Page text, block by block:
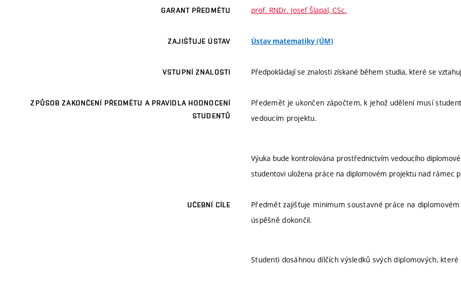
GARANT PŘEDMĚTU prof. RNDr. Josef Šlapal, CSc.
ZAJIŠŤUJE ÚSTAV Ústav matematiky (ÚM)
VSTUPNÍ ZNALOSTI Předpokládají se znalosti získané během studia, které se
ZPŮSOB ZAKONČENÍ PŘEDMĚTU A PRAVIDLA HODNOCENÍ
STUDENTŮ
Předemět je ukončen zápočtem, k jehož udělení musí
vedoucím projektu.
Výuka bude kontrolována prostřednictvím vedoucího
studentovi uložena práce na diplomovém projektu nad rámec
UČEBNÍ CÍLE
Předmět zajišťuje minimum soustavné práce na
úspěšně dokončil.
Studenti dosáhnou dílčích výsledků svých diplomových,